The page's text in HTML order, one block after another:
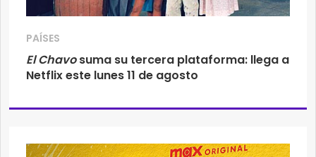
PAÍSES
El Chavosuma su tercera plataforma: llega a
Netflix este lunes 11 de agosto